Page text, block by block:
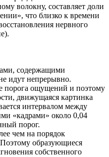
волокну, составляет доли
что близко к времени
нервного
содержащими
идут непрерывно.
порога ощущений и поэтому
движущаяся картинка
интервалом между
«кадрами» около 0,04
порог.
чем на порядок
образующиеся
собственного